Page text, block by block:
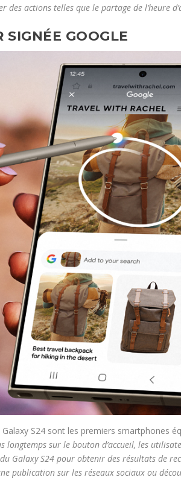
des actions telles que le partage de l’heure
SIGNÉE GOOGLE
S24 sont les premiers smartphones
longtemps sur le bouton d’accueil, les
Galaxy S24 pour obtenir des résultats de
publication sur les réseaux sociaux ou